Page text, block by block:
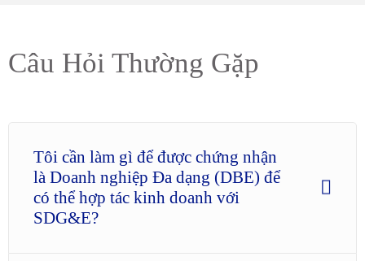
Câu Hỏi Thường Gặp
Tôi cần làm gì để được chứng nhận
là Doanh nghiệp Đa dạng (DBE) để
có thể hợp tác kinh doanh với
SDG&E?